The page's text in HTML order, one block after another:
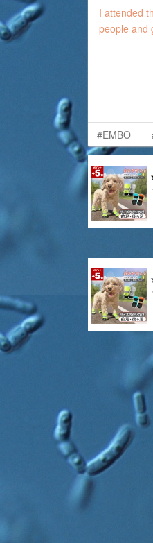
I attended
people and
#EMBO